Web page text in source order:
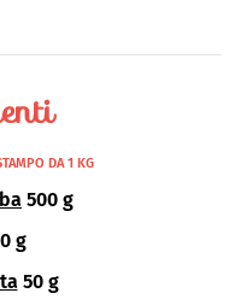
DA 1 KG
500 g
g
50 g